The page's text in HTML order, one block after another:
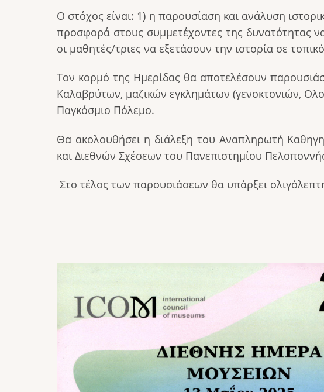
Ο στόχος είναι: 1) η παρουσίαση και ανάλυση
προσφορά στους συμμετέχοντες της δυνατότητας
οι μαθητές/τριες να εξετάσουν την ιστορία σε
Τον κορμό της Ημερίδας θα αποτελέσουν
Καλαβρύτων, μαζικών εγκλημάτων (γενοκτονιών,
Παγκόσμιο Πόλεμο.
Θα ακολουθήσει η διάλεξη του Αναπληρωτή
και Διεθνών Σχέσεων του Πανεπιστημίου
Στο τέλος των παρουσιάσεων θα υπάρξει